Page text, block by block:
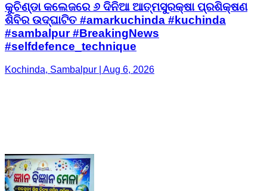
କୁଚିଣ୍ଡା କଲେଜରେ ୬ ଦିନିଆ ଆତ୍ମସୁରକ୍ଷା ପ୍ରଶିକ୍ଷଣ
ଶିବିର ଉଦ୍‌ଘାଟିତ #amarkuchinda #kuchinda
#sambalpur #BreakingNews
#selfdefence_technique
Kochinda, Sambalpur | Aug 6, 2026